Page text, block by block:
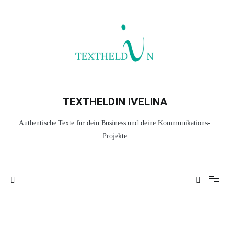
TEXTHELDIN IVELINA
Authentische Texte für dein Business und deine Kommunikations-
Projekte